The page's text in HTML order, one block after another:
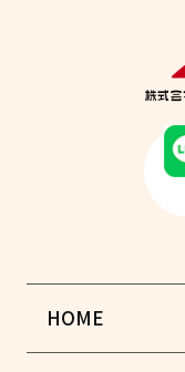
HOME